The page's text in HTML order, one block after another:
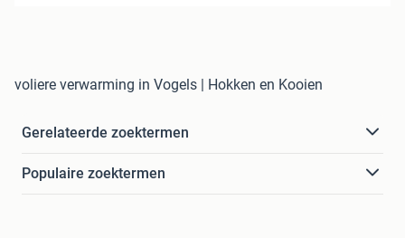
voliere verwarming in Vogels | Hokken en Kooien
Gerelateerde zoektermen
Populaire zoektermen